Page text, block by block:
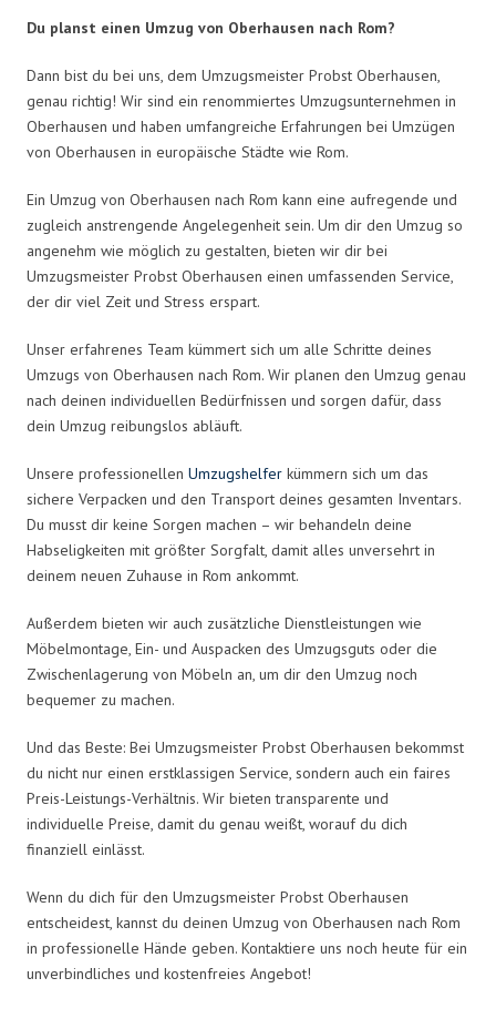
Du planst einen Umzug von Oberhausen nach Rom?
Dann bist du bei uns, dem Umzugsmeister Probst Oberhausen,
genau richtig! Wir sind ein renommiertes Umzugsunternehmen in
Oberhausen und haben umfangreiche Erfahrungen bei Umzügen
von Oberhausen in europäische Städte wie Rom.
Ein Umzug von Oberhausen nach Rom kann eine aufregende und
zugleich anstrengende Angelegenheit sein. Um dir den Umzug so
angenehm wie möglich zu gestalten, bieten wir dir bei
Umzugsmeister Probst Oberhausen einen umfassenden Service,
der dir viel Zeit und Stress erspart.
Unser erfahrenes Team kümmert sich um alle Schritte deines
Umzugs von Oberhausen nach Rom. Wir planen den Umzug genau
nach deinen individuellen Bedürfnissen und sorgen dafür, dass
dein Umzug reibungslos abläuft.
Unsere professionellen Umzugshelfer kümmern sich um das
sichere Verpacken und den Transport deines gesamten Inventars.
Du musst dir keine Sorgen machen – wir behandeln deine
Habseligkeiten mit größter Sorgfalt, damit alles unversehrt in
deinem neuen Zuhause in Rom ankommt.
Außerdem bieten wir auch zusätzliche Dienstleistungen wie
Möbelmontage, Ein- und Auspacken des Umzugsguts oder die
Zwischenlagerung von Möbeln an, um dir den Umzug noch
bequemer zu machen.
Und das Beste: Bei Umzugsmeister Probst Oberhausen bekommst
du nicht nur einen erstklassigen Service, sondern auch ein faires
Preis-Leistungs-Verhältnis. Wir bieten transparente und
individuelle Preise, damit du genau weißt, worauf du dich
finanziell einlässt.
Wenn du dich für den Umzugsmeister Probst Oberhausen
entscheidest, kannst du deinen Umzug von Oberhausen nach Rom
in professionelle Hände geben. Kontaktiere uns noch heute für ein
unverbindliches und kostenfreies Angebot!